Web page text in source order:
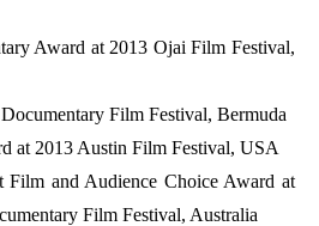
Award at 2013 Ojai Film Festival,
Film Festival, Bermuda
at 2013 Austin Film Festival, USA
Film and Audience Choice Award at
Film Festival, Australia